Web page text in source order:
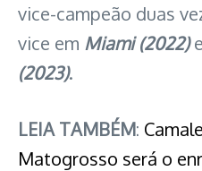
vice-campeão duas
vice em Miami (2022)
(2023).
LEIA TAMBÉM:
Matogrosso será o